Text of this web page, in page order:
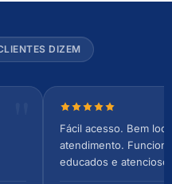
DIZEM
Nota 5 de 5
Fácil acesso. Bem
atendimento.
educados e